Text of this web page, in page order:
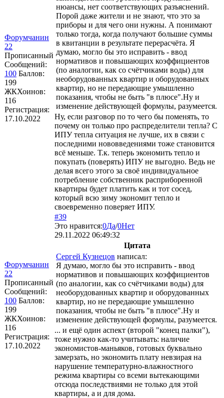
Форумчанин
22
Прописанный
Сообщений:
100 Баллов:
199
ЖКХоинов:
116
Регистрация:
17.10.2022
нюансы, нет соответствующих разъяснений.
Порой даже жители и не знают, что это за
приборы и для чего они нужны. А понимают
только тогда, когда получают большие суммы
в квитанции в результате перерасчёта. Я
думаю, могло бы это исправить - ввод
нормативов и повышающих коэффициентов
(по аналогии, как со счётчиками воды) для
необорудованных квартир и оборудованных
квартир, но не передающие умышленно
показания, чтобы не быть "в плюсе".Ну и
изменение действующей формулы, разумеется.
Ну, если разговор по то чего бы поменять, то
почему он только про распределители тепла? С
ИПУ тепла ситуация не лучше, их в связи с
последними нововведениями тоже становится
всё меньше. Т.к. теперь экономить тепло и
покупать (поверять) ИПУ не выгодно. Ведь не
делая всего этого за своё индивидуальное
потребление собственник расприборенной
квартиры будет платить как и тот сосед,
который всю зиму экономит тепло и
своевременно поверяет ИПУ.
Форумчанин
22
Прописанный
Сообщений:
100 Баллов:
199
ЖКХоинов:
116
Регистрация:
17.10.2022
#39
Это нравится:0Да/0Нет
29.11.2022 06:49:32
Цитата
Сергей Кузнецов написал:
Я думаю, могло бы это исправить - ввод
нормативов и повышающих коэффициентов
(по аналогии, как со счётчиками воды) для
необорудованных квартир и оборудованных
квартир, но не передающие умышленно
показания, чтобы не быть "в плюсе".Ну и
изменение действующей формулы, разумеется.
... и ещё один аспект (второй "конец палки"),
тоже нужно как-то учитывать: наличие
экономистов-маньяков, готовых буквально
замерзать, но экономить плату невзирая на
нарушение температурно-влажностного
режима квартиры со всеми вытекающими
отсюда последствиями не только для этой
квартиры, а и для дома.